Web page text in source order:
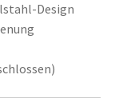
Design